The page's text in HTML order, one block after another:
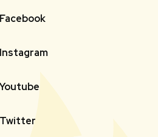
Facebook
Instagram
Youtube
Twitter